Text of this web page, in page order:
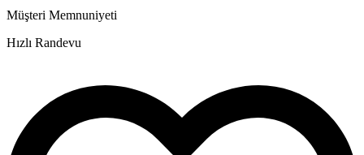
Müşteri Memnuniyeti
Hızlı Randevu